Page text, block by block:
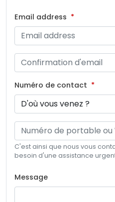
Email address
Numéro de contact
C'est ainsi que nous vous
besoin d'une assistance
Message